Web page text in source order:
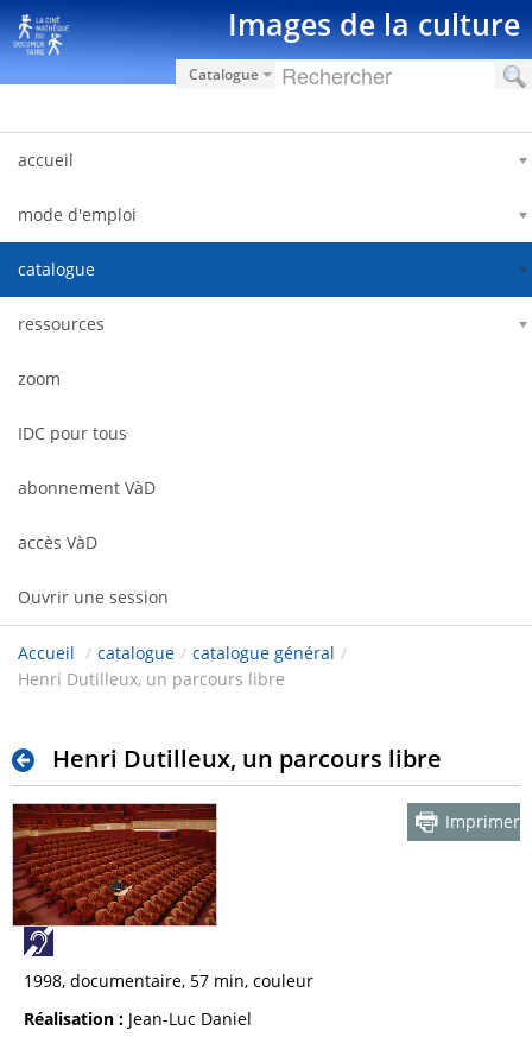
Saut au contenu Images de la culture
Catalogue
accueil
mode d'emploi
catalogue
ressources
zoom
IDC pour tous
abonnement VàD
accès VàD
Ouvrir une session
Accueil / catalogue / catalogue général /
Henri Dutilleux, un parcours libre
Henri Dutilleux, un parcours libre
Imprimer
1998, documentaire, 57 min, couleur
Réalisation : Jean-Luc Daniel